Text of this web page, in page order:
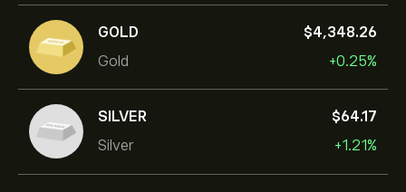
GOLD
Gold
‎$‎4,348.26
+0.25%
SILVER
Silver
‎$‎64.17
+1.21%